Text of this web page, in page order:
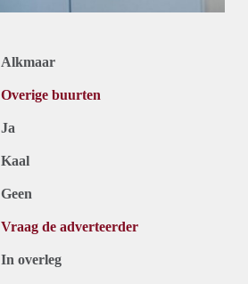
Alkmaar
Overige buurten
Ja
Kaal
Geen
Vraag de adverteerder
In overleg